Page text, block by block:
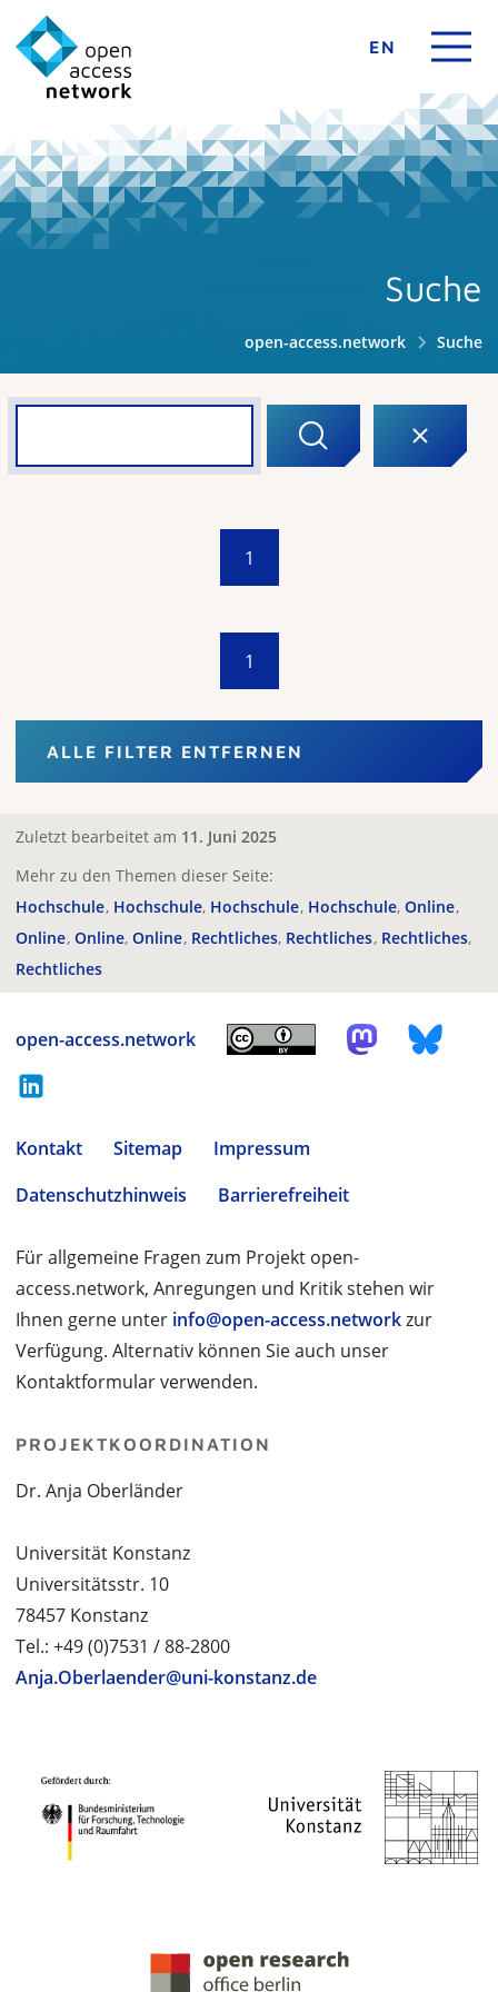
EN
Suche
open-access.network Suche
1
1
ALLE FILTER ENTFERNEN
Zuletzt bearbeitet am 11. Juni 2025
Mehr zu den Themen dieser Seite:
Hochschule Hochschule Hochschule Hochschule Online
Online Online Online Rechtliches Rechtliches Rechtliches
Rechtliches
open-access.network
Kontakt Sitemap
Impressum
Datenschutzhinweis
Barrierefreiheit
Für allgemeine Fragen zum Projekt open-
access.network, Anregungen und Kritik stehen wir
Ihnen gerne unter info@open-access.networkzur
Verfügung. Alternativ können Sie auch unser
Kontaktformular verwenden.
PROJEKTKOORDINATION
Dr. Anja Oberländer
Universität Konstanz
Universitätsstr. 10
78457 Konstanz
Tel.: +49 (0)7531 / 88-2800
Anja.Oberlaender@uni-konstanz.de